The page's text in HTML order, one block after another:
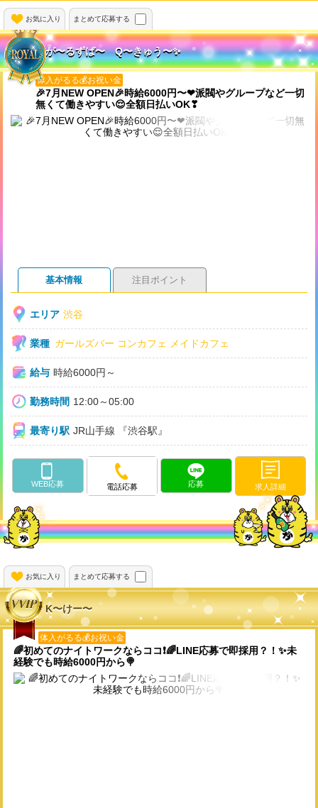
お気に入り まとめて応募する
が〜るずば〜 Q〜きゅう〜✨️
体入がるる💰お祝い金
🎉7月NEW OPEN🎉時給6000円〜❤派閥やグループなど一切
無くて働きやすい😌全額日払いOK❣
基本情報 注目ポイント
エリア 渋谷
業種 ガールズバー コンカフェ メイドカフェ
給与 時給6000円～
勤務時間 12:00～05:00
最寄り駅 JR山手線 『渋谷駅』
WEB応募 電話応募 応募 求人詳細
お気に入り まとめて応募する
K〜けー〜
体入がるる💰お祝い金
🌈初めてのナイトワークならココ❗️🌈LINE応募で即採用？！✨️未
経験でも時給6000円から🍭